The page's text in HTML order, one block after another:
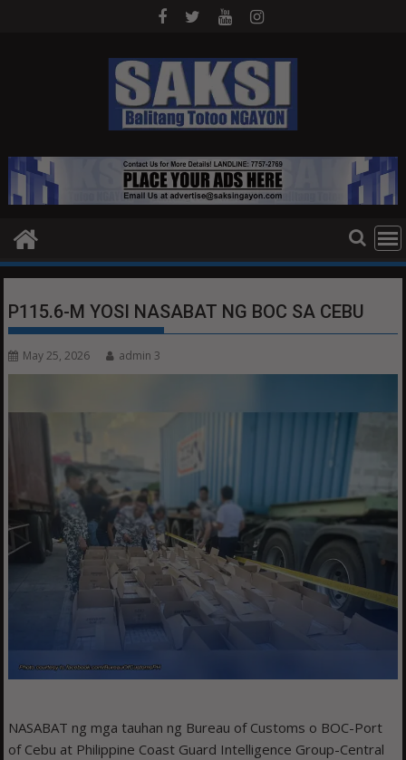
P115.6-M YOSI NASABAT NG BOC SA CEBU
May 25, 2026 admin 3
NASABAT ng mga tauhan ng Bureau of Customs o BOC-Port
of Cebu at Philippine Coast Guard Intelligence Group-Central